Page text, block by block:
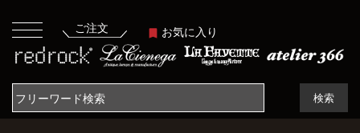
ご注文 お気に入り
検索